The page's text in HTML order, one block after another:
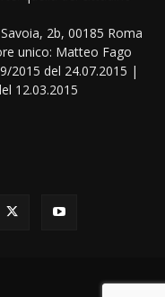
2b, 00185 Roma
unico: Matteo Fago
2015 del 24.07.2015 |
12.03.2015